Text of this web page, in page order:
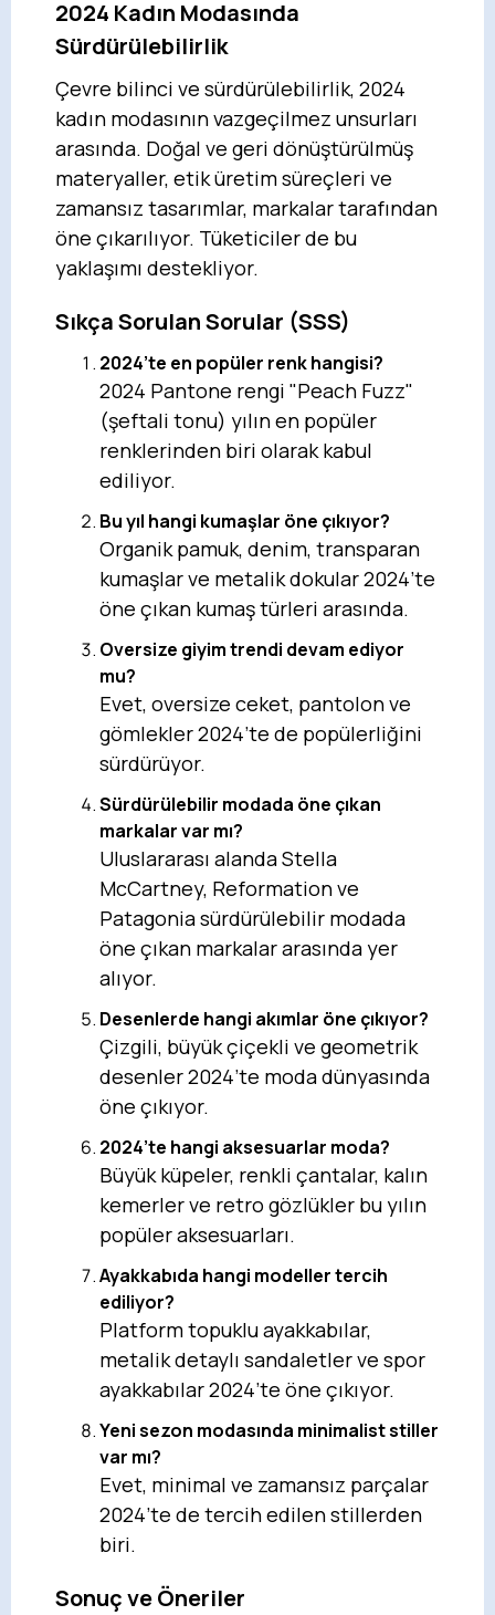
2024 Kadın Modasında
Sürdürülebilirlik
Çevre bilinci ve sürdürülebilirlik, 2024
kadın modasının vazgeçilmez unsurları
arasında. Doğal ve geri dönüştürülmüş
materyaller, etik üretim süreçleri ve
zamansız tasarımlar, markalar tarafından
öne çıkarılıyor. Tüketiciler de bu
yaklaşımı destekliyor.
Sıkça Sorulan Sorular (SSS)
2024’te en popüler renk hangisi?
2024 Pantone rengi "Peach Fuzz"
(şeftali tonu) yılın en popüler
renklerinden biri olarak kabul
ediliyor.
Bu yıl hangi kumaşlar öne çıkıyor?
Organik pamuk, denim, transparan
kumaşlar ve metalik dokular 2024’te
öne çıkan kumaş türleri arasında.
Oversize giyim trendi devam ediyor
mu?
Evet, oversize ceket, pantolon ve
gömlekler 2024’te de popülerliğini
sürdürüyor.
Sürdürülebilir modada öne çıkan
markalar var mı?
Uluslararası alanda Stella
McCartney, Reformation ve
Patagonia sürdürülebilir modada
öne çıkan markalar arasında yer
alıyor.
Desenlerde hangi akımlar öne çıkıyor?
Çizgili, büyük çiçekli ve geometrik
desenler 2024’te moda dünyasında
öne çıkıyor.
2024’te hangi aksesuarlar moda?
Büyük küpeler, renkli çantalar, kalın
kemerler ve retro gözlükler bu yılın
popüler aksesuarları.
Ayakkabıda hangi modeller tercih
ediliyor?
Platform topuklu ayakkabılar,
metalik detaylı sandaletler ve spor
ayakkabılar 2024’te öne çıkıyor.
Yeni sezon modasında minimalist stiller
var mı?
Evet, minimal ve zamansız parçalar
2024’te de tercih edilen stillerden
biri.
Sonuç ve Öneriler